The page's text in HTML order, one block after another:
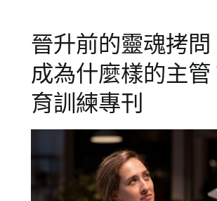
晉升前的靈魂拷問
成為什麼樣的主管
育訓練專刊